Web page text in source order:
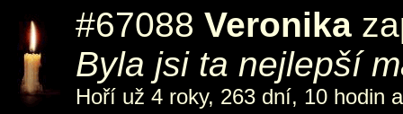
#67088 Veronika
Byla jsi ta nejlepší
Hoří už 4 roky, 263 dní, 10 hodin